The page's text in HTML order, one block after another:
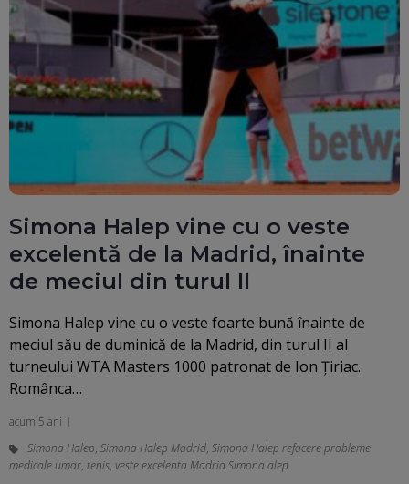
Simona Halep vine cu o veste
excelentă de la Madrid, înainte
de meciul din turul II
Simona Halep vine cu o veste foarte bună înainte de
meciul său de duminică de la Madrid, din turul II al
turneului WTA Masters 1000 patronat de Ion Țiriac.
Românca…
acum 5 ani
Simona Halep, Simona Halep Madrid, Simona Halep refacere probleme
medicale umar, tenis, veste excelenta Madrid Simona alep